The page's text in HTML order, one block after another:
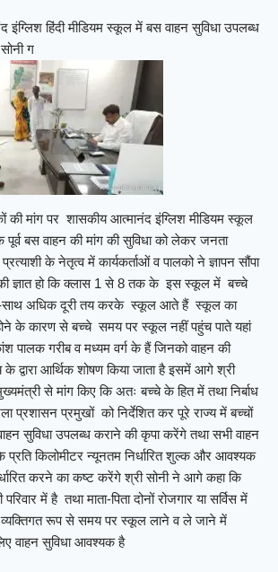
इंग्लिश हिंदी मीडियम स्कूल में बस वाहन सुविधा उपलब्ध
ग
की मांग पर शासकीय आत्मानंद इंग्लिश मीडियम स्कूल
बस वाहन की मांग की सुविधा को लेकर जनता
के नेतृत्व में कार्यकर्ताओं व पालको ने ज्ञापन सौंपा
की ज्ञात हो कि क्लास 1 से 8 तक के इस स्कूल में बच्चे
साथ अधिक दूरी तय करके स्कूल आते हैं स्कूल का
के कारण से बच्चे समय पर स्कूल नहीं पहुंच पाते यहां
पालक गरीब व मध्यम वर्ग के हैं जिनको वाहन की
द्वारा आर्थिक शोषण किया जाता है इसमें आगे श्री
से मांग किए कि अतः बच्चे के हित में तथा निर्बाध
प्रशासन प्रमुखों को निर्देशित कर पूरे राज्य में बच्चों
सुविधा उपलब्ध कराने की कृपा करेंगे तथा सभी वाहन
प्रति किलोमीटर न्यूनतम निर्धारित शुल्क और आवश्यक
करने का कष्ट करेंगे श्री सोनी ने आगे कहा कि
में है तथा माता-पिता दोनों रोजगार या सर्विस में
व्यक्तिगत रूप से समय पर स्कूल लाने व ले जाने में
वाहन सुविधा आवश्यक है